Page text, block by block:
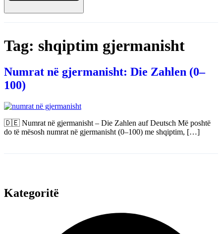
Tag: shqiptim gjermanisht
Numrat në gjermanisht: Die Zahlen (0–
100)
🇩🇪 Numrat në gjermanisht – Die Zahlen auf Deutsch Më poshtë
do të mësosh numrat në gjermanisht (0–100) me shqiptim, […]
Kategoritë